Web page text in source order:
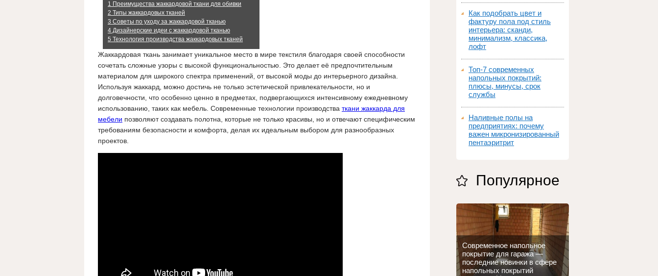
1 Преимущества жаккардовой ткани для обивки
2 Типы жаккардовых тканей
3 Советы по уходу за жаккардовой тканью
4 Дизайнерские идеи с жаккардовой тканью
5 Технология производства жаккардовых тканей
Жаккардовая ткань занимает уникальное место в мире текстиля благодаря своей способности
сочетать сложные узоры с высокой функциональностью. Это делает её предпочтительным
материалом для широкого спектра применений, от высокой моды до интерьерного дизайна.
Используя жаккард, можно достичь не только эстетической привлекательности, но и
долговечности, что особенно ценно в предметах, подвергающихся интенсивному ежедневному
использованию, таких как мебель. Современные технологии производства ткани жаккарда для
мебели позволяют создавать полотна, которые не только красивы, но и отвечают специфическим
требованиям безопасности и комфорта, делая их идеальным выбором для разнообразных
проектов.
Как подобрать цвет и
фактуру пола под стиль
интерьера: сканди,
минимализм, классика,
лофт
Топ‑7 современных
напольных покрытий:
плюсы, минусы, срок
службы
Наливные полы на
предприятиях: почему
важен микронизированный
пентаэритрит
Популярное
Современное напольное
покрытие для гаража —
последние новинки в сфере
напольных покрытий